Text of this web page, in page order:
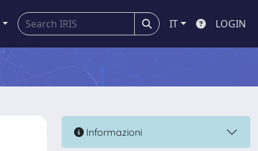
IT LOGIN
Informazioni